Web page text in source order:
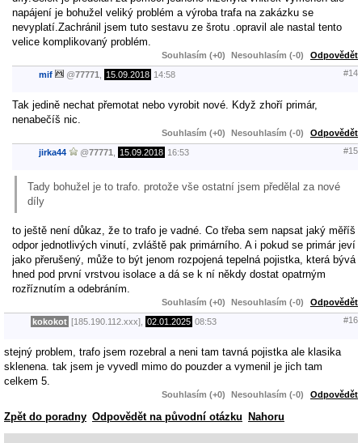
napájení je bohužel veliký problém a výroba trafa na zakázku se
nevyplatí.Zachránil jsem tuto sestavu ze šrotu .opravil ale nastal tento
velice komplikovaný problém.
Souhlasím (+0) Nesouhlasím (-0) Odpovědět
mif @77771 15.09.2018 14:58 #14
Tak jedině nechat přemotat nebo vyrobit nové. Když zhoří primár,
nenabečíš nic.
Souhlasím (+0) Nesouhlasím (-0) Odpovědět
jirka44 @77771 15.09.2018 16:53 #15
Tady bohužel je to trafo. protože vše ostatní jsem předělal za nové
díly
to ještě není důkaz, že to trafo je vadné. Co třeba sem napsat jaký měříš
odpor jednotlivých vinutí, zvláště pak primárního. A i pokud se primár jeví
jako přerušený, může to být jenom rozpojená tepelná pojistka, která bývá
hned pod první vrstvou isolace a dá se k ní někdy dostat opatrným
rozříznutím a odebráním.
Souhlasím (+0) Nesouhlasím (-0) Odpovědět
kokokot [185.190.112.xxx], 02.01.2025 08:53 #16
stejný problem, trafo jsem rozebral a neni tam tavná pojistka ale klasika
sklenena. tak jsem je vyvedl mimo do pouzder a vymenil je jich tam
celkem 5.
Souhlasím (+0) Nesouhlasím (-0) Odpovědět
Zpět do poradny Odpovědět na původní otázku Nahoru